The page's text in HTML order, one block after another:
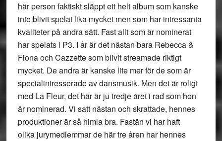
här person faktiskt släppt ett helt album som kanske
inte blivit spelat lika mycket men som har intressanta
kvaliteter på andra sätt. Fast allt som är nominerat
har spelats i P3. I år är det nästan bara Rebecca &
Fiona och Cazzette som blivit streamade riktigt
mycket. De andra är kanske lite mer för de som är
specialintresserade av dansmusik. Men det är roligt
med La Fleur, det här är ju tredje året i rad som hon
är nominerad. Vi satt nästan och skrattade, hennes
produktioner är så himla bra. Fastän vi har haft
olika jurymedlemmar de här tre åren har hennes